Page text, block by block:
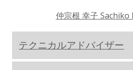
仲宗根 幸子
テクニカルアドバイザー